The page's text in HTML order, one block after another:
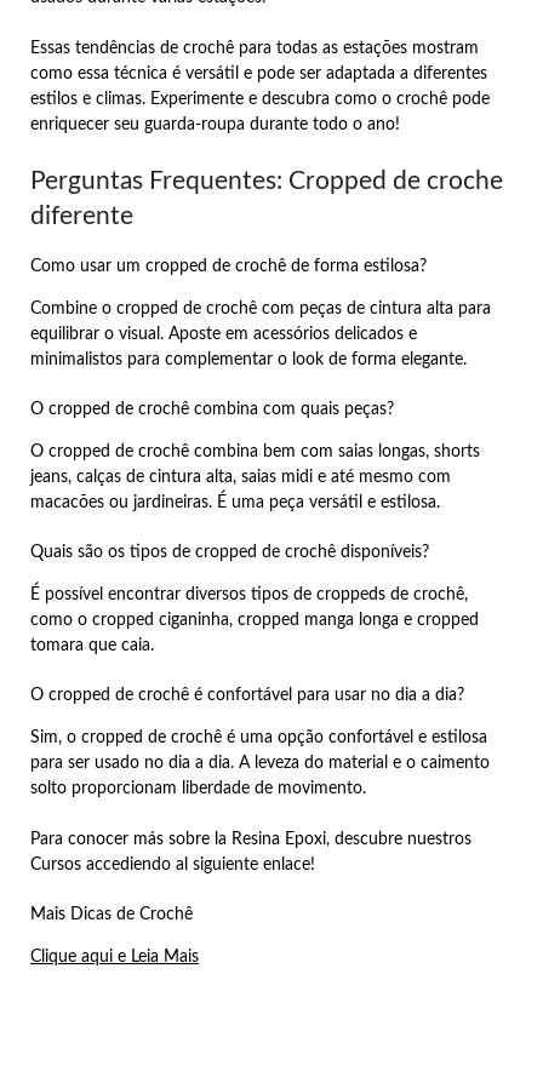
Essas tendências de crochê para todas as estações mostram
como essa técnica é versátil e pode ser adaptada a diferentes
estilos e climas. Experimente e descubra como o crochê pode
enriquecer seu guarda-roupa durante todo o ano!
Perguntas Frequentes: Cropped de croche
diferente
Como usar um cropped de crochê de forma estilosa?
Combine o cropped de crochê com peças de cintura alta para
equilibrar o visual. Aposte em acessórios delicados e
minimalistos para complementar o look de forma elegante.
O cropped de crochê combina com quais peças?
O cropped de crochê combina bem com saias longas, shorts
jeans, calças de cintura alta, saias midi e até mesmo com
macacões ou jardineiras. É uma peça versátil e estilosa.
Quais são os tipos de cropped de crochê disponíveis?
É possível encontrar diversos tipos de croppeds de crochê,
como o cropped ciganinha, cropped manga longa e cropped
tomara que caia.
O cropped de crochê é confortável para usar no dia a dia?
Sim, o cropped de crochê é uma opção confortável e estilosa
para ser usado no dia a dia. A leveza do material e o caimento
solto proporcionam liberdade de movimento.
Para conocer más sobre la Resina Epoxi, descubre nuestros
Cursos accediendo al siguiente enlace!
Mais Dicas de Crochê
Clique aqui e Leia Mais